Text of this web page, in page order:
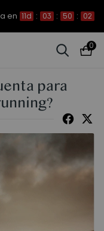
en 11d : 03 : 50 : 01
0
para